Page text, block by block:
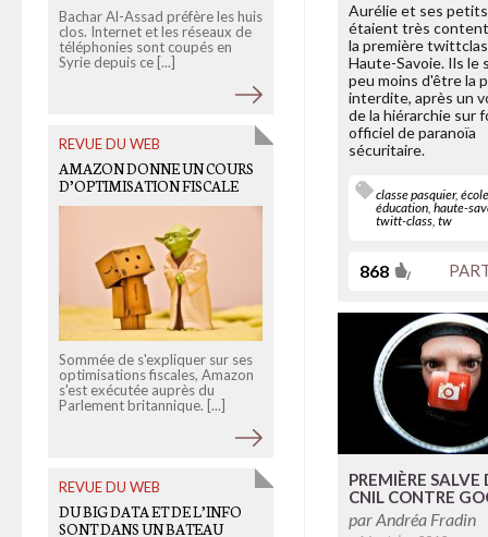
Aurélie et ses
étaient très
la première
Haute-Savoie. Ils le
peu moins d'être la
interdite, après un
de la hiérarchie sur
officiel de paranoïa
sécuritaire.
868
classe pasquier,
éducation,haute-
twitt-class,tw
PREMIÈRE SALVE
CNIL CONTRE
parAndréa Fradin
Bachar Al-Assad préfère les huis
clos. Internet et les réseaux de
téléphonies sont coupés en
Syrie depuis ce [...]
REVUE DU WEB
AMAZON DONNE UN COURS
D’OPTIMISATION FISCALE
Sommée de s'expliquer sur ses
optimisations fiscales, Amazon
s'est exécutée auprès du
Parlement britannique. [...]
REVUE DU WEB
DU BIG DATA ET DE L’INFO
SONT DANS UN BATEAU
Le cinéaste danois s'est fait
remarquer à Cannes par ses
sorties sur le nazisme,
ainsi « Je comprends [...]
OLD LINKS
DROITE SUR INTERNET
En analysant 377 sites
d'extrême droite ou sites de
référence pour l'extrême
nous avons pu dégager 6 [...]
OLD LINKS
LA PLAYLIST TAKIEDDINE